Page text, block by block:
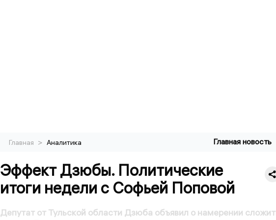
Главная > Аналитика Главная новость
Эффект Дзюбы. Политические
итоги недели с Софьей Поповой
Депутат от Тульской области Дзюба объявил о намерении